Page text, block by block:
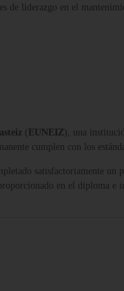
de liderazgo en el
( EUNEIZ ), una
cumplen con los
satisfactoriamente un
en el diploma